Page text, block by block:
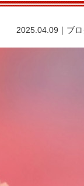
2025.04.09｜ブ